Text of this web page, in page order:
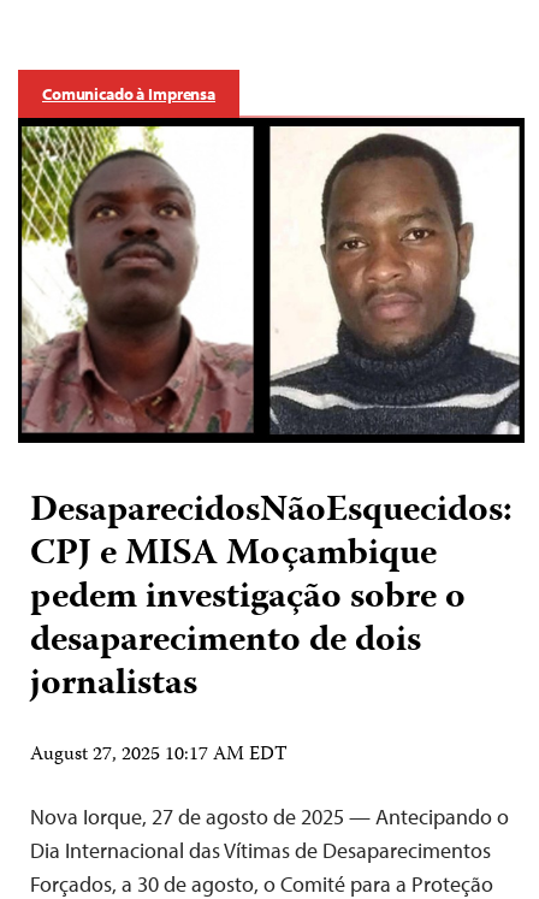
Comunicado à Imprensa
DesaparecidosNãoEsquecidos:
CPJ e MISA Moçambique
pedem investigação sobre o
desaparecimento de dois
jornalistas
August 27, 2025 10:17 AM EDT
Nova Iorque, 27 de agosto de 2025 — Antecipando o
Dia Internacional das Vítimas de Desaparecimentos
Forçados, a 30 de agosto, o Comité para a Proteção